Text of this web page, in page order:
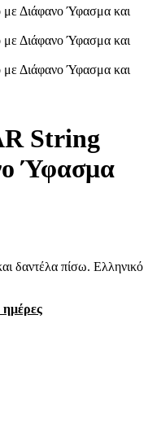
String
Ύφασμα
δαντέλα πίσω. Ελληνικό